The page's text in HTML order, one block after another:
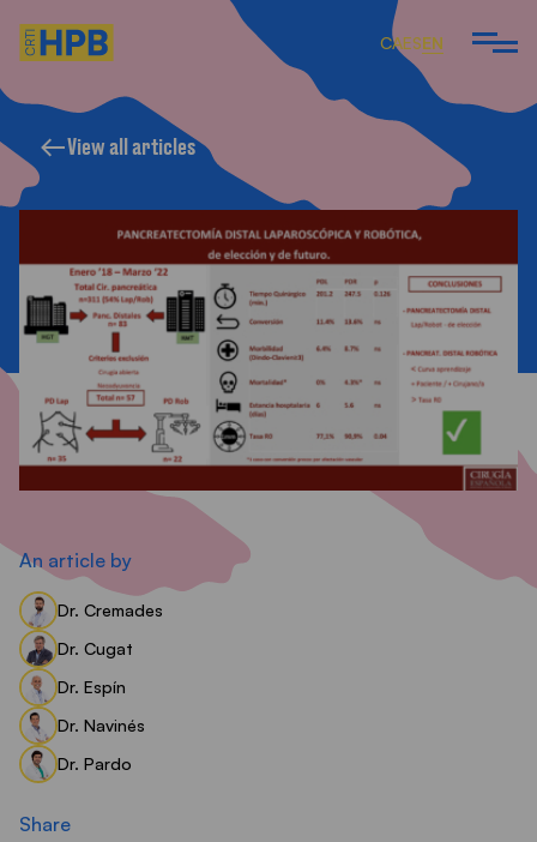
CAESEN
AND
View all articles
An article by
Dr. Cremades
Dr. Cugat
Dr. Espín
Dr. Navinés
Dr. Pardo
Share